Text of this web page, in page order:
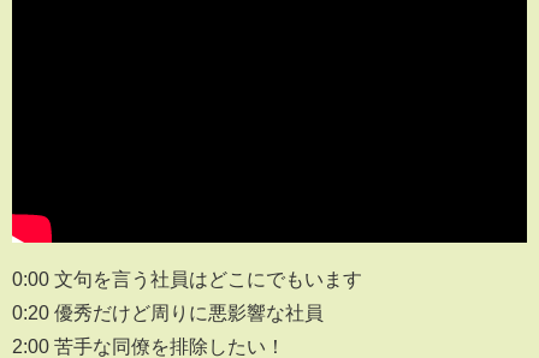
0:00 文句を言う社員はどこにでもいます
0:20 優秀だけど周りに悪影響な社員
2:00 苦手な同僚を排除したい！